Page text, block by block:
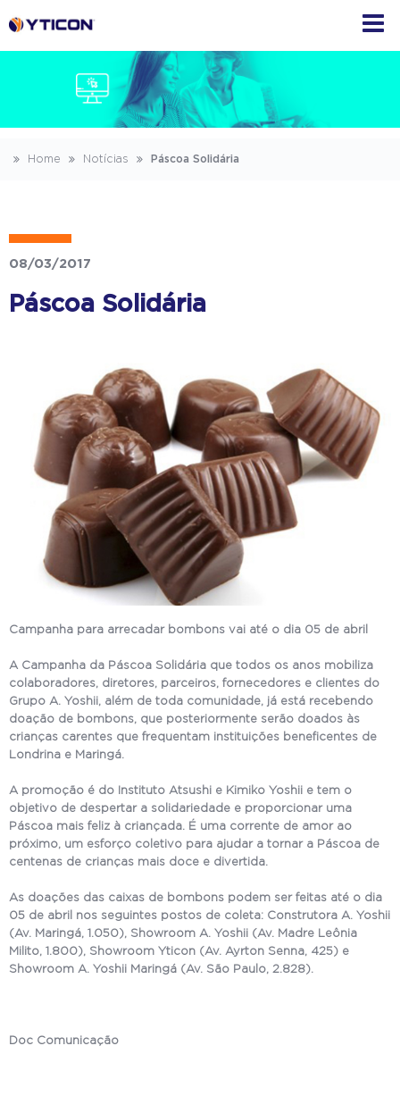
Home Notícias Páscoa Solidária
08/03/2017
Páscoa Solidária
Campanha para arrecadar bombons vai até o dia 05 de abril
A Campanha da Páscoa Solidária que todos os anos mobiliza
colaboradores, diretores, parceiros, fornecedores e clientes do
Grupo A. Yoshii, além de toda comunidade, já está recebendo
doação de bombons, que posteriormente serão doados às
crianças carentes que frequentam instituições beneficentes de
Londrina e Maringá.
A promoção é do Instituto Atsushi e Kimiko Yoshii e tem o
objetivo de despertar a solidariedade e proporcionar uma
Páscoa mais feliz à criançada. É uma corrente de amor ao
próximo, um esforço coletivo para ajudar a tornar a Páscoa de
centenas de crianças mais doce e divertida.
As doações das caixas de bombons podem ser feitas até o dia
05 de abril nos seguintes postos de coleta: Construtora A. Yoshii
(Av. Maringá, 1.050), Showroom A. Yoshii (Av. Madre Leônia
Milito, 1.800), Showroom Yticon (Av. Ayrton Senna, 425) e
Showroom A. Yoshii Maringá (Av. São Paulo, 2.828).
Doc Comunicação